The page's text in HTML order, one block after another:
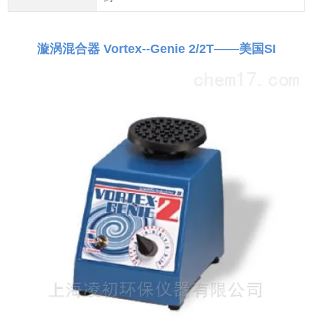
漩涡混合器 Vortex--Genie 2/2T——美国SI